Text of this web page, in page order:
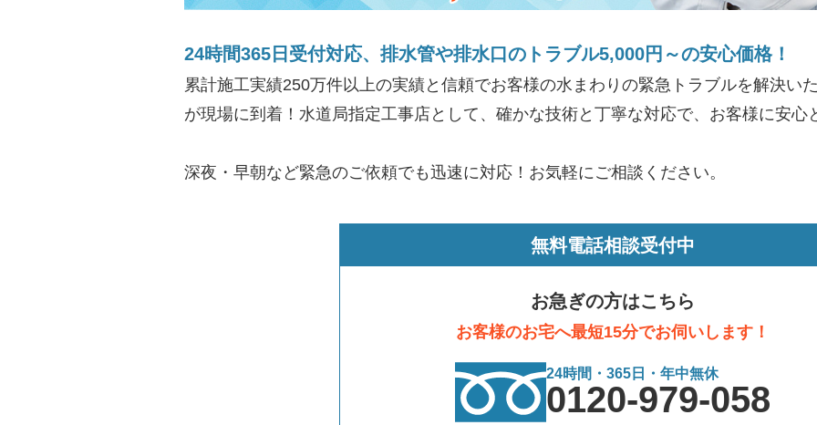
24時間365日受付対応、排水管や排水口のトラブル5,000円～の安心価格！
累計施工実績250万件以上の実績と信頼でお客様の水まわりの緊急トラブルを解決い
が現場に到着！水道局指定工事店として、確かな技術と丁寧な対応で、お客様に安心
深夜・早朝など緊急のご依頼でも迅速に対応！お気軽にご相談ください。
無料電話相談受付中
お急ぎの方はこちら
お客様のお宅へ最短15分でお伺いします！
24時間・365日・年中無休
0120-979-058